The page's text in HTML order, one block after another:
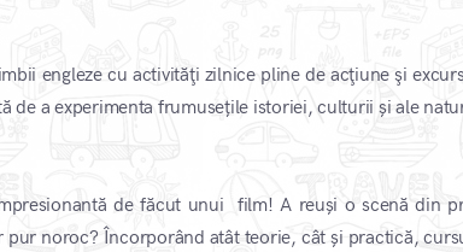
engleze cu activităţi zilnice pline de acţiune şi
de a experimenta frumusețile istoriei, culturii și ale
de făcut unui film! A reuși o scenă din
noroc? Încorporând atât teorie, cât și practică,